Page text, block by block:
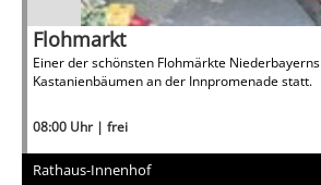
Flohmarkt
Einer der schönsten Flohmärkte
Kastanienbäumen an der Innpromenade statt.
08:00 Uhr | frei
Rathaus-Innenhof